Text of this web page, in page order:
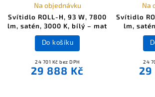
Svítidlo ROLL-H, 93 W, 7800
lm, satén, 3000 K, bílý – mat
Na objednávku
24 701 Kč bez DPH
29 888 Kč
Do košíku
Svítidlo
lm,
Na
24
29